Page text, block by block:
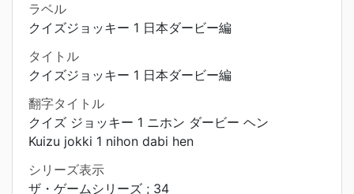
ラベル
クイズジョッキー 1 日本ダービー編
タイトル
クイズジョッキー 1 日本ダービー編
翻字タイトル
クイズ ジョッキー 1 ニホン ダービー ヘン
Kuizu jokki 1 nihon dabi hen
シリーズ表示
ザ・ゲームシリーズ ; 34